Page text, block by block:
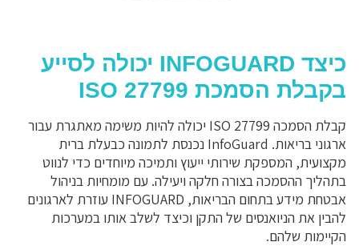
כיצד INFOGUARD יכולה לסייע
בקבלת הסמכת ISO 27799
קבלת הסמכה ISO 27799 יכולה להיות משימה מאתגרת עבור
ארגוני בריאות. InfoGuard נכנסת לתמונה כבעלת ברית
מקצועית, המספקת שירותי ייעוץ ותמיכה מיוחדים כדי לנווט
בתהליך ההסמכה בצורה חלקה ויעילה. עם מומחיות בניהול
אבטחת מידע בתחום הבריאות, INFOGUARD עוזרת לארגונים
להבין את הניואנסים של התקן וכיצד לשלב אותו במערכות
הקיימות שלהם.